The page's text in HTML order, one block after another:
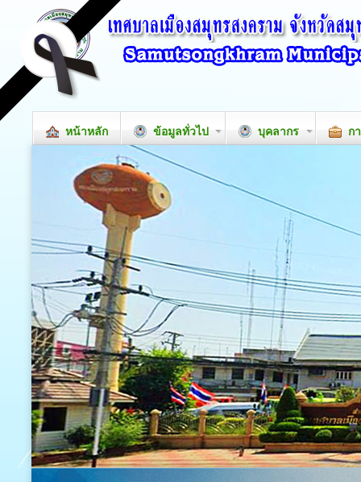
หน้าหลัก ข้อมูลทั่วไป บุคลากร ก